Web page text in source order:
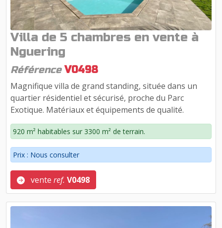
Villa de 5 chambres en vente à
Nguering
Référence V0498
Magnifique villa de grand standing, située dans un
quartier résidentiel et sécurisé, proche du Parc
Exotique. Matériaux et équipements de qualité.
920 m² habitables sur 3300 m² de terrain.
Prix : Nous consulter
vente ref. V0498